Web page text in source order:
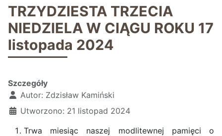
TRZYDZIESTA TRZECIA
NIEDZIELA W CIĄGU ROKU 17
listopada 2024
Szczegóły
Autor: Zdzisław Kamiński
Utworzono: 21 listopad 2024
Trwa miesiąc naszej modlitewnej pamięci o